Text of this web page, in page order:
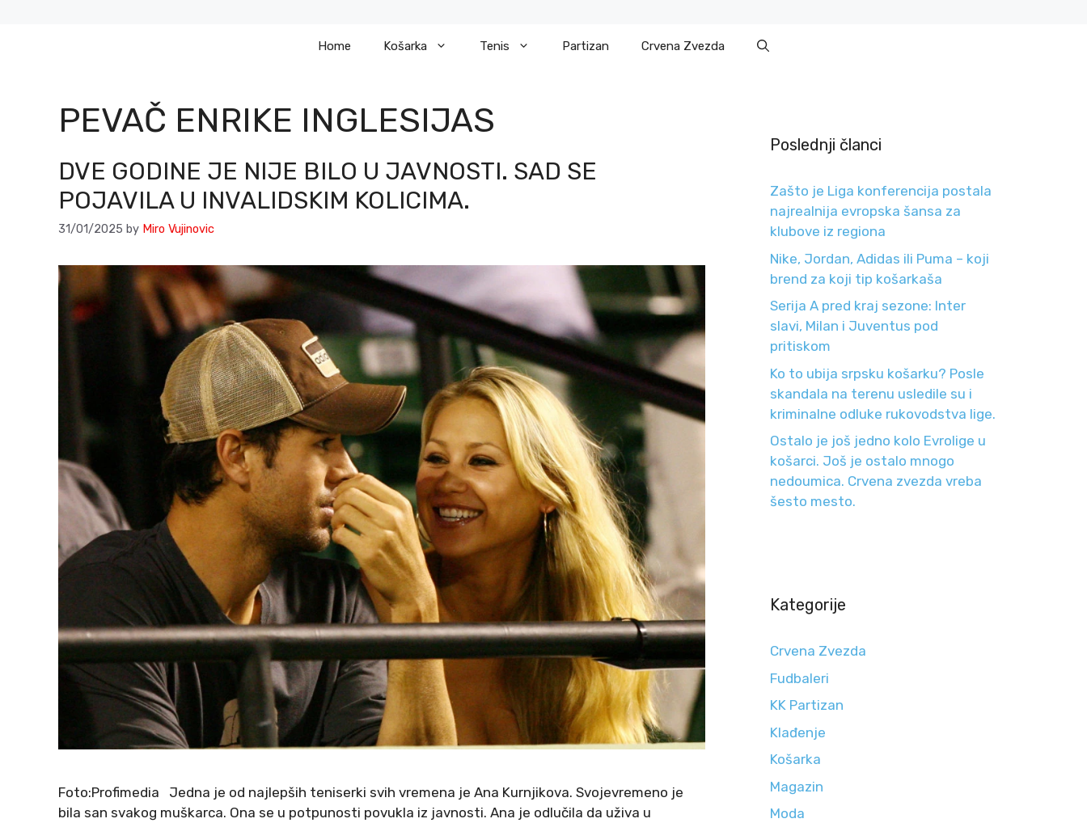
Home Košarka Tenis Partizan Crvena Zvezda
PEVAČ ENRIKE INGLESIJAS
DVE GODINE JE NIJE BILO U JAVNOSTI. SAD SE
POJAVILA U INVALIDSKIM KOLICIMA.
31/01/2025 by Miro Vujinovic
Foto:Profimedia Jedna je od najlepših teniserki svih vremena je Ana Kurnjikova. Svojevremeno je
bila san svakog muškarca. Ona se u potpunosti povukla iz javnosti. Ana je odlučila da uživa u
Poslednji članci
Zašto je Liga konferencija postala
najrealnija evropska šansa za
klubove iz regiona
Nike, Jordan, Adidas ili Puma – koji
brend za koji tip košarkaša
Serija A pred kraj sezone: Inter
slavi, Milan i Juventus pod
pritiskom
Ko to ubija srpsku košarku? Posle
skandala na terenu usledile su i
kriminalne odluke rukovodstva lige.
Ostalo je još jedno kolo Evrolige u
košarci. Još je ostalo mnogo
nedoumica. Crvena zvezda vreba
šesto mesto.
Kategorije
Crvena Zvezda
Fudbaleri
KK Partizan
Klađenje
Košarka
Magazin
Moda